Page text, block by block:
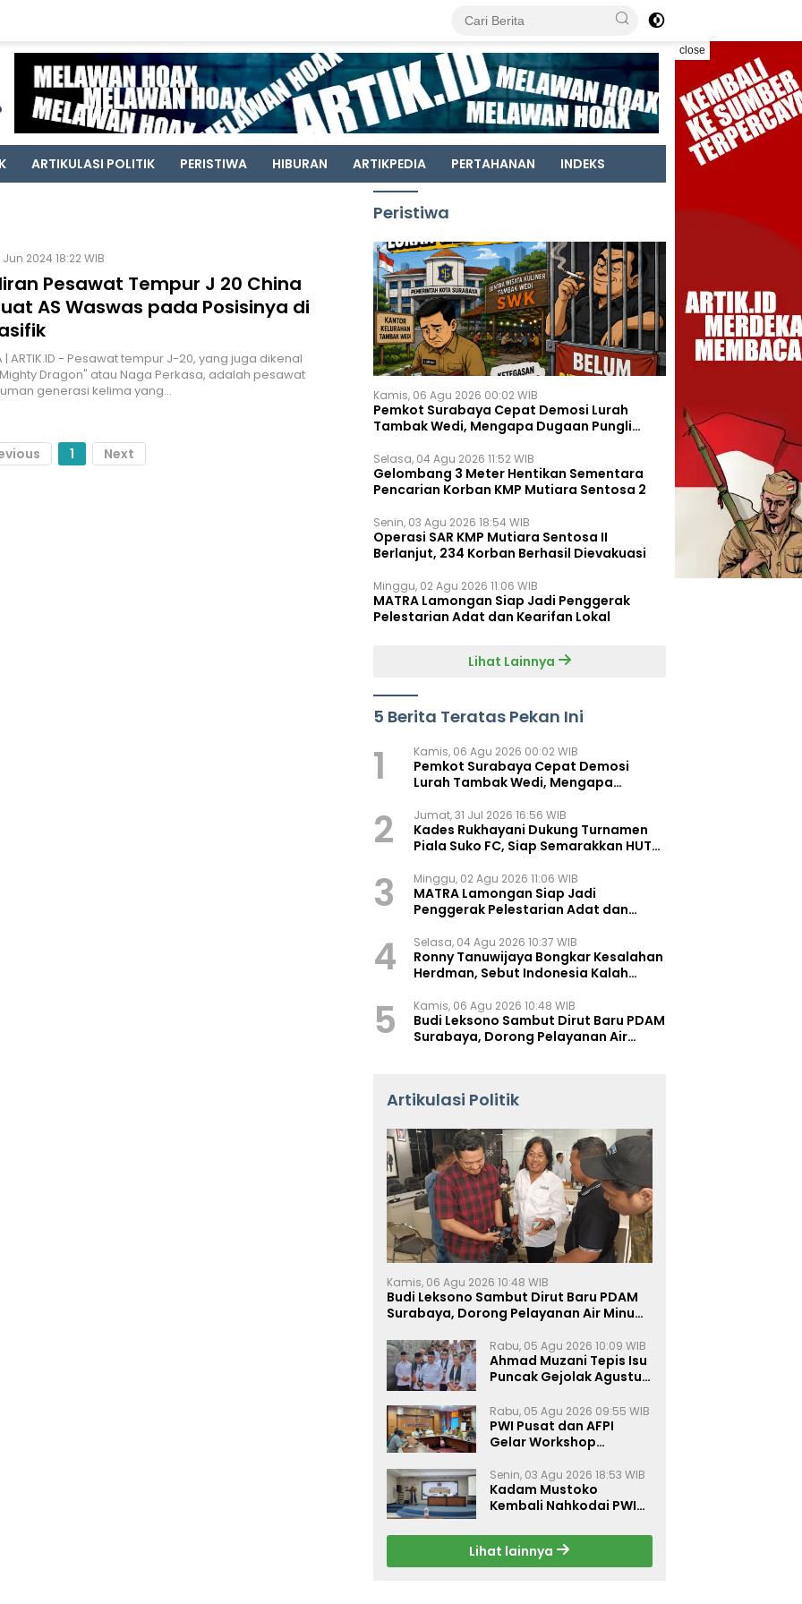
close
ARTIKULASI POLITIK PERISTIWA HIBURAN ARTIKPEDIA PERTAHANAN INDEKS
2024 18:22 WIB
Pesawat Tempur J 20 China
AS Waswas pada Posisinya di
| ARTIK.ID - Pesawat tempur J-20, yang juga dikenal
Dragon" atau Naga Perkasa, adalah pesawat
generasi kelima yang…
1 Next
Peristiwa
Kamis, 06 Agu 2026 00:02 WIB
Pemkot Surabaya Cepat Demosi Lurah
Tambak Wedi, Mengapa Dugaan Pungli
Selasa, 04 Agu 2026 11:52 WIB
Gelombang 3 Meter Hentikan Sementara
Pencarian Korban KMP Mutiara Sentosa 2
Senin, 03 Agu 2026 18:54 WIB
Operasi SAR KMP Mutiara Sentosa II
Berlanjut, 234 Korban Berhasil Dievakuasi
Minggu, 02 Agu 2026 11:06 WIB
MATRA Lamongan Siap Jadi Penggerak
Pelestarian Adat dan Kearifan Lokal
Lihat Lainnya
5 Berita Teratas Pekan Ini
1 Kamis, 06 Agu 2026 00:02 WIB
Pemkot Surabaya Cepat Demosi
Lurah Tambak Wedi, Mengapa
2 Jumat, 31 Jul 2026 16:56 WIB
Kades Rukhayani Dukung Turnamen
Piala Suko FC, Siap Semarakkan HUT
3 Minggu, 02 Agu 2026 11:06 WIB
MATRA Lamongan Siap Jadi
Penggerak Pelestarian Adat dan
4 Selasa, 04 Agu 2026 10:37 WIB
Ronny Tanuwijaya Bongkar Kesalahan
Herdman, Sebut Indonesia Kalah
5 Kamis, 06 Agu 2026 10:48 WIB
Budi Leksono Sambut Dirut Baru PDAM
Surabaya, Dorong Pelayanan Air
Artikulasi Politik
Kamis, 06 Agu 2026 10:48 WIB
Budi Leksono Sambut Dirut Baru PDAM
Surabaya, Dorong Pelayanan Air Minum
Rabu, 05 Agu 2026 10:09 WIB
Ahmad Muzani Tepis Isu
Puncak Gejolak Agustus
Perkuat Persatuan
Rabu, 05 Agu 2026 09:55 WIB
PWI Pusat dan AFPI
Gelar Workshop
Inklusi Keuangan, dan
Perlindungan Publik
Senin, 03 Agu 2026 18:53 WIB
Kadam Mustoko
Kembali Nahkodai PWI
Harap Sinergi Antar
Daerah Kian Kuat
Lihat lainnya